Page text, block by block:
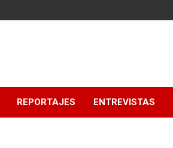
REPORTAJES ENTREVISTAS